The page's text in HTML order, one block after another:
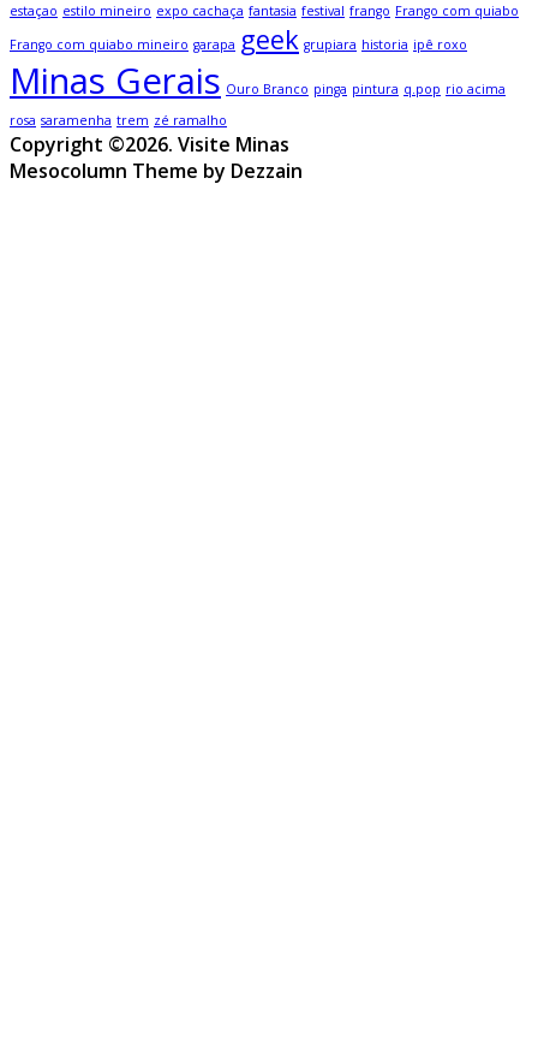
estaçao estilo mineiro expo cachaça fantasia festival frango Frango com quiabo
Frango com quiabo mineiro garapa geek grupiara historia ipê roxo
Minas Gerais Ouro Branco pinga pintura q.pop rio acima
rosa saramenha trem zé ramalho
Copyright ©2026. Visite Minas
Mesocolumn Theme by Dezzain